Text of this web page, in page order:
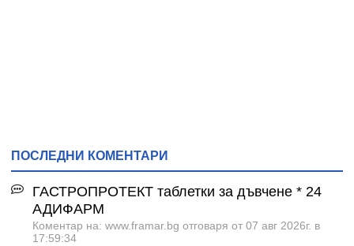
ПОСЛЕДНИ КОМЕНТАРИ
ГАСТРОПРОТЕКТ таблетки за дъвчене * 24
АДИФАРМ
Коментар на: www.framar.bg отговаря от 07 авг 2026г. в
17:59:34